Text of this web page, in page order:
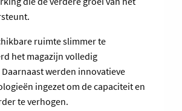
ruimte slimmer te
het magazijn volledig
werden innovatieve
ingezet om de capaciteit en
te verhogen.